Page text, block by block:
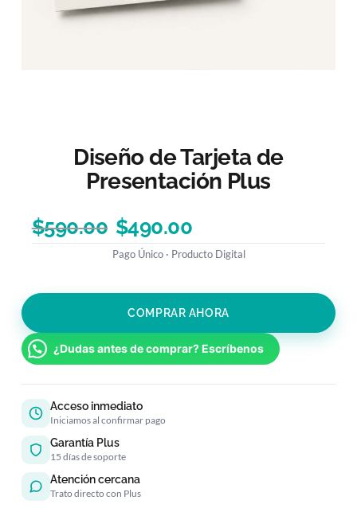
Diseño de Tarjeta de
Presentación Plus
$590.00 $490.00
COMPRAR AHORA
¿Dudas antes de comprar? Escríbenos
Acceso inmediato
Iniciamos al confirmar pago
Garantía Plus
15 días de soporte
Atención cercana
Trato directo con Plus